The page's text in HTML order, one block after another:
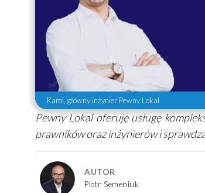
Karol, główny inżynier Pewny Lokal
Pewny Lokal oferuję usługę
prawników oraz inżynierów i
AUTOR
Piotr Semeniuk